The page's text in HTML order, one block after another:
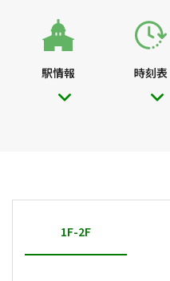
駅情報 時刻表
1F-2F